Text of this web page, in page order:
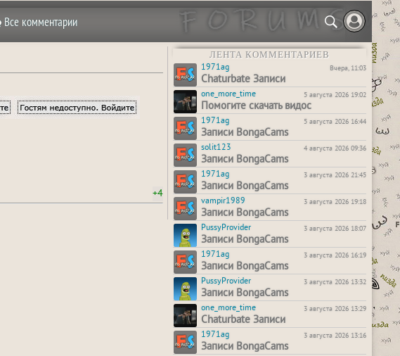
Все комментарии
+4
ЛЕНТА КОММЕНТАРИЕВ
1971ag
Вчера, 11:03
Chaturbate Записи
one_more_time 5 августа 2026 19:02
Помогите скачать видос
1971ag 5 августа 2026 16:44
Записи BongaCams
solit123 4 августа 2026 09:36
Записи BongaCams
1971ag 3 августа 2026 21:45
Записи BongaCams
vampir1989 3 августа 2026 19:18
Записи BongaCams
PussyProvider 3 августа 2026 18:07
Записи BongaCams
1971ag 3 августа 2026 16:19
Записи BongaCams
PussyProvider 3 августа 2026 13:32
Записи BongaCams
one_more_time 3 августа 2026 13:29
Chaturbate Записи
1971ag 3 августа 2026 13:16
Записи BongaCams